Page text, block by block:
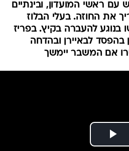
עם ראשי המועדון, ובינתיים
את החוזה. בעלי הבלוז
בנוגע להעברה בקיץ. בפריז
לבאיירן ובהדחה
אם המשבר יימשך